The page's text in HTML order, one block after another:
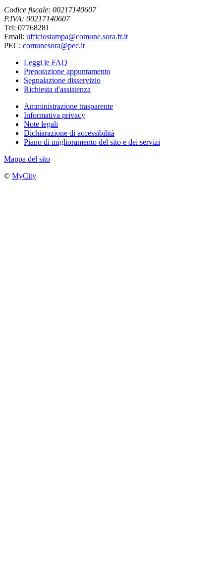
Codice fiscale: 00217140607
P.IVA: 00217140607
Tel: 07768281
Email: ufficiostampa@comune.sora.fr.it
PEC: comunesora@pec.it
Leggi le FAQ
Prenotazione appuntamento
Segnalazione disservizio
Richiesta d'assistenza
Amministrazione trasparente
Informativa privacy
Note legali
Dichiarazione di accessibilità
Piano di miglioramento del sito e dei servizi
Mappa del sito
© MyCity